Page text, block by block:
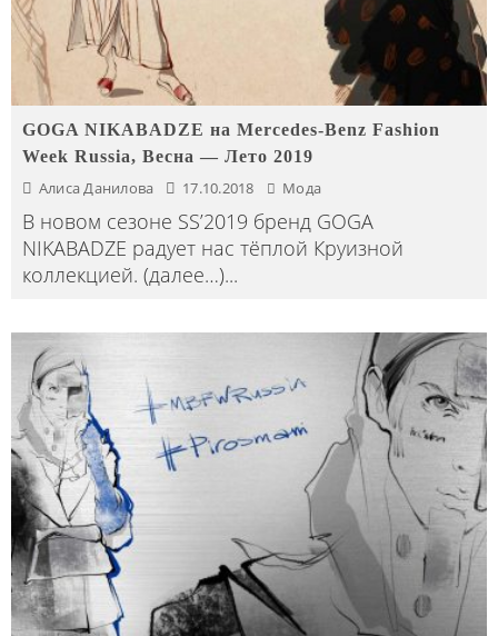
GOGA NIKABADZE на Mercedes-Benz Fashion
Week Russia, Весна — Лето 2019
Алиса Данилова 17.10.2018 Мода
В новом сезоне SS’2019 бренд GOGA
NIKABADZE радует нас тёплой Круизной
коллекцией. (далее…)...